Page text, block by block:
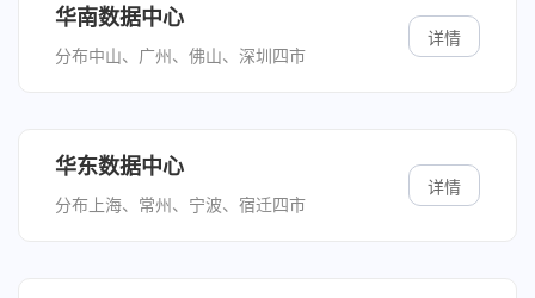
华南数据中心
分布中山、广州、佛山、深圳四市
详情
华东数据中心
分布上海、常州、宁波、宿迁四市
详情